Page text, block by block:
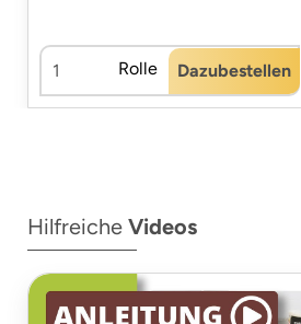
Rolle Dazubestellen
Hilfreiche Videos